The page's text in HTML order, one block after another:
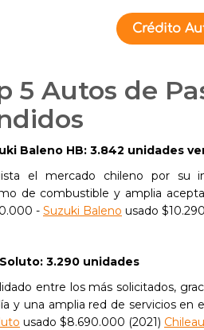
Crédito
5 Autos de
Baleno HB: 3.842 unidades
el mercado chileno por su
de combustible y amplia
- Suzuki Baleno usado
3.290 unidades
entre los más solicitados,
y una amplia red de servicios en
usado $8.690.000 (2021)